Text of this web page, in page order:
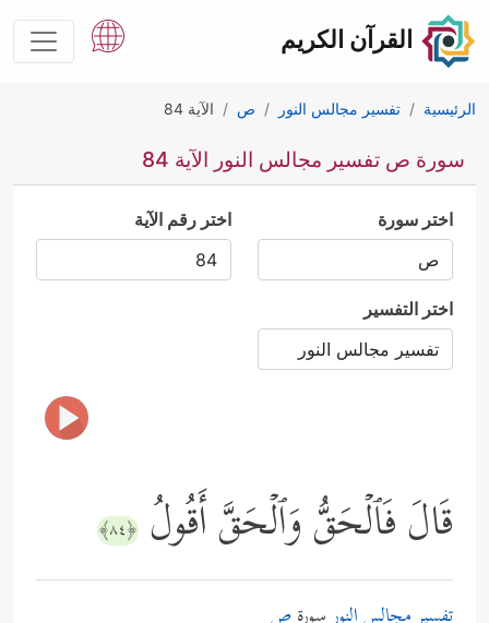
القرآن الكريم
الرئيسية تفسير مجالس النور ص الآية 84
سورة ص تفسير مجالس النور الآية 84
اختر سورة اختر رقم الآية
اختر التفسير
قَالَ فَٱلۡحَقُّ وَٱلۡحَقَّ أَقُولُ ﴿٨٤﴾